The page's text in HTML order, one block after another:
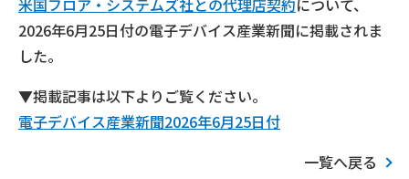
米国フロア・システムズ社との代理店契約について、
2026年6月25日付の電子デバイス産業新聞に掲載されま
した。
▼掲載記事は以下よりご覧ください。
電子デバイス産業新聞2026年6月25日付
一覧へ戻る